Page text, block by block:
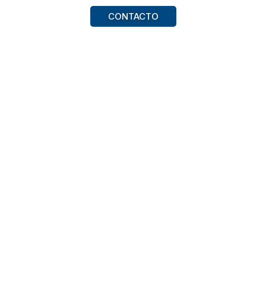
CONTACTO